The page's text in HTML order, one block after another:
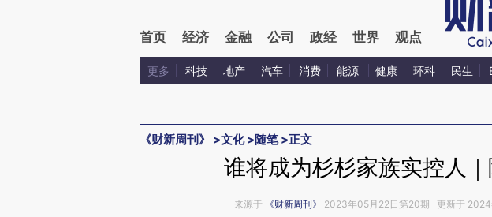
首页 经济 金融 公司 政经 世界 观点
更多 科技 地产 汽车 消费 能源 健康 环科 民生
《财新周刊》 >文化>随笔>正文
谁将成为杉杉家族实控人
来源于 《财新周刊》 2023年05月22日第20期 更新于 2024